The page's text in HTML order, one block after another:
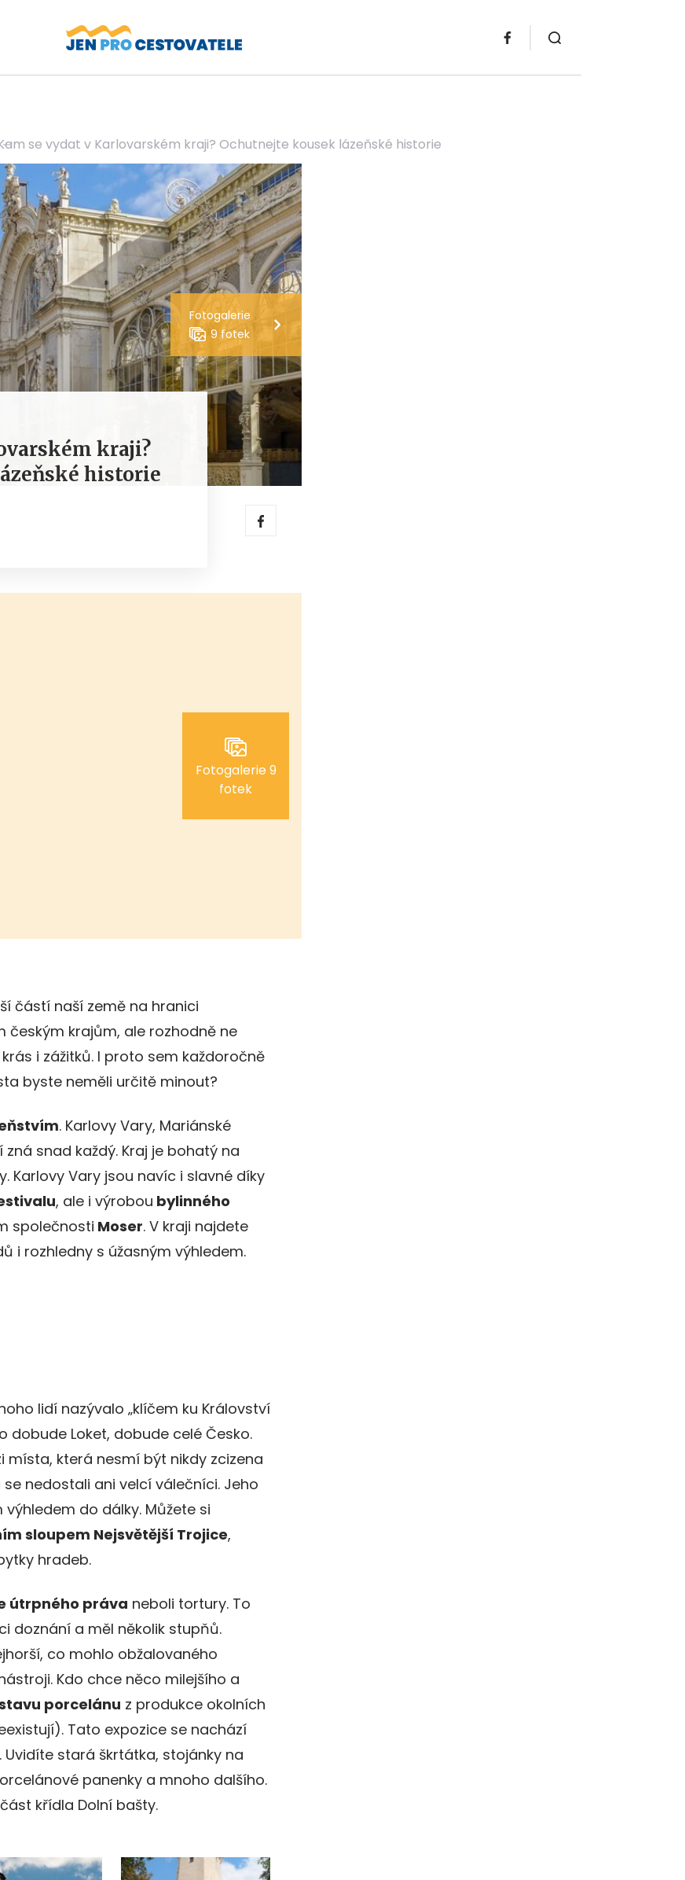
se vydat v Karlovarském kraji? Ochutnejte kousek lázeňské historie
Fotogalerie
9 fotek
kraji?
historie
Fotogalerie 9
fotek
částí naší země na hranici
českým krajům, ale rozhodně ne
i zážitků. I proto sem každoročně
byste neměli určitě minout?
. Karlovy Vary, Mariánské
zná snad každý. Kraj je bohatý na
Karlovy Vary jsou navíc i slavné díky
, ale i výrobou bylinného
společnosti Moser. V kraji najdete
i rozhledny s úžasným výhledem.
lidí nazývalo „klíčem ku Království
dobude Loket, dobude celé Česko.
místa, která nesmí být nikdy zcizena
nedostali ani velcí válečníci. Jeho
do dálky. Můžete si
sloupem Nejsvětější Trojice,
hradeb.
útrpného práva neboli tortury. To
doznání a měl několik stupňů.
co mohlo obžalovaného
Kdo chce něco milejšího a
porcelánu z produkce okolních
Tato expozice se nachází
stará škrtátka, stojánky na
panenky a mnoho dalšího.
křídla Dolní bašty.